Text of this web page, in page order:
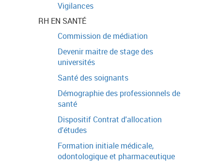
Vigilances
RH EN SANTÉ
Commission de médiation
Devenir maitre de stage des
universités
Santé des soignants
Démographie des professionnels de
santé
Dispositif Contrat d'allocation
d'études
Formation initiale médicale,
odontologique et pharmaceutique